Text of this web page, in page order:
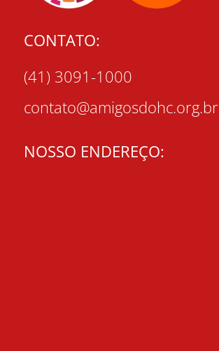
CONTATO:
(41) 3091-1000
contato@amigosdohc.org.br
NOSSO ENDEREÇO: